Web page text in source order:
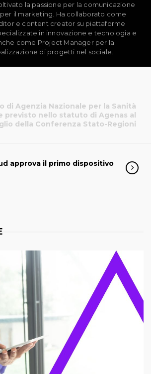
la passione per la comunicazione
il marketing. Ha collaborato come
e content creator su piattaforme
in innovazione e tecnologia e
come Project Manager per la
di progetti nel sociale.
di Agenzia Nazionale per la Sanità
previsto nello statuto di Agenas al
della Conferenza Stato-Regioni
approva il primo dispositivo